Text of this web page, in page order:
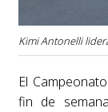
Kimi Antonelli
El
fin de